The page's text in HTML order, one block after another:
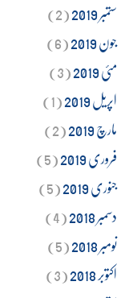
ستمبر 2019
(2)
جون 2019
(6)
مئی 2019
(3)
اپریل 2019
(1)
مارچ 2019
(2)
فروری 2019
(5)
جنوری 2019
(5)
دسمبر 2018
(4)
نومبر 2018
(5)
اکتوبر 2018
(3)